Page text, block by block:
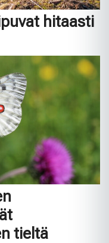
hitaasti
tieltä